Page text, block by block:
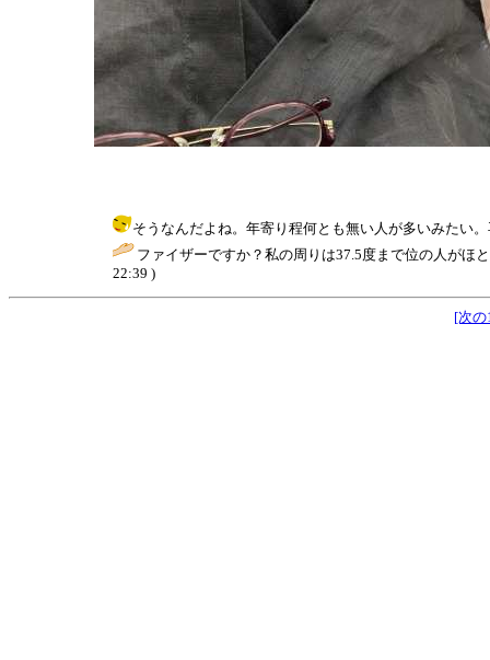
そうなんだよね。年寄り程何とも無い人が多いみたい
ファイザーですか？私の周りは37.5度まで位の人がほ
22:39 )
[次